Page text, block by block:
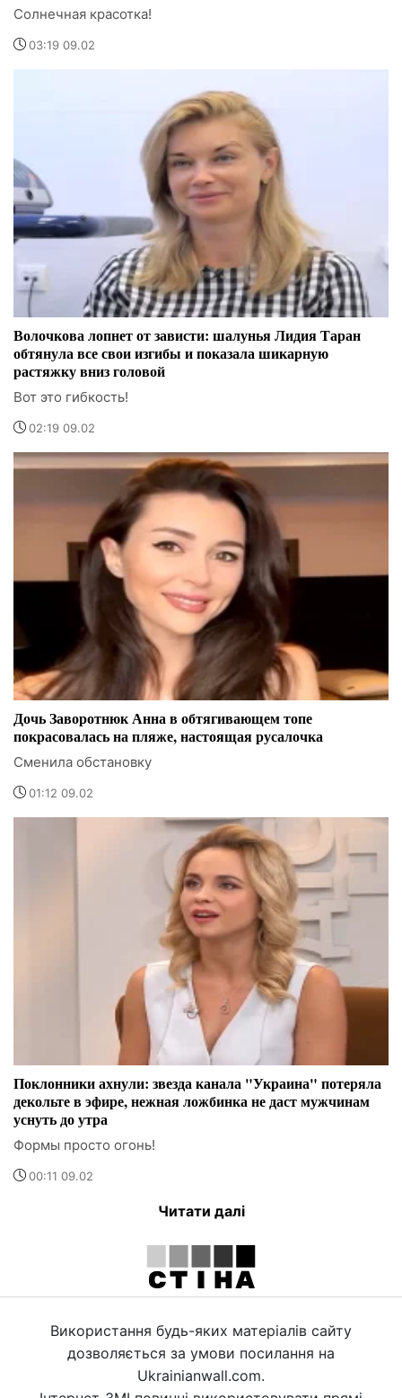
Солнечная красотка!
03:19 09.02
Волочкова лопнет от зависти: шалунья Лидия Таран
обтянула все свои изгибы и показала шикарную
растяжку вниз головой
Вот это гибкость!
02:19 09.02
Дочь Заворотнюк Анна в обтягивающем топе
покрасовалась на пляже, настоящая русалочка
Сменила обстановку
01:12 09.02
Поклонники ахнули: звезда канала "Украина" потеряла
декольте в эфире, нежная ложбинка не даст мужчинам
уснуть до утра
Формы просто огонь!
00:11 09.02
Читати далі
Використання будь-яких матеріалів сайту
дозволяється за умови посилання на
Ukrainianwall.com.